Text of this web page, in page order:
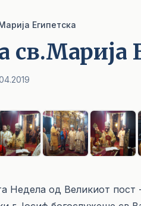
Египетска
св.Марија
Недела од Великиот